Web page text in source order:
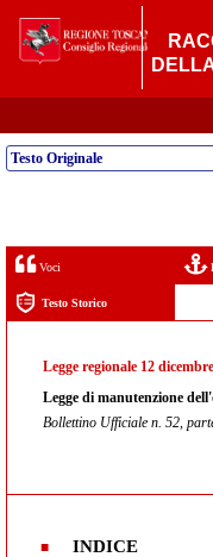
Testo Originale
Voci
Testo Storico
Legge regionale 12
Legge di manutenzione
Bollettino Ufficiale n. 52,
INDICE